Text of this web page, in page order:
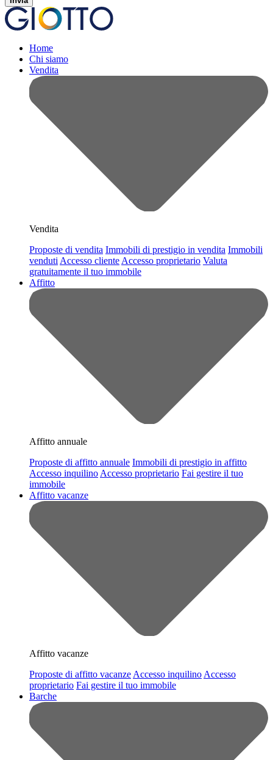
Home
Chi siamo
Vendita
Vendita
Proposte di vendita Immobili di prestigio in vendita Immobili
venduti Accesso cliente Accesso proprietario Valuta
gratuitamente il tuo immobile
Affitto
Affitto annuale
Proposte di affitto annuale Immobili di prestigio in affitto
Accesso inquilino Accesso proprietario Fai gestire il tuo
immobile
Affitto vacanze
Affitto vacanze
Proposte di affitto vacanze Accesso inquilino Accesso
proprietario Fai gestire il tuo immobile
Barche